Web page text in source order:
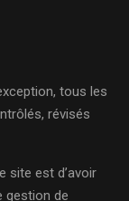
tous les
révisés
site est d’avoir
gestion de